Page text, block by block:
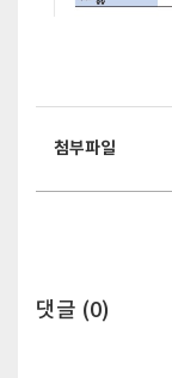
첨부파일
댓글 (0)